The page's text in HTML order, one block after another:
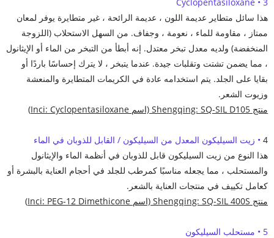
هذا سائل متطاير عديمة اللون ، عديمة الرائحة ، غير متطايرة يوفر لمعان
ممتاز ، مقاومة للماء ، نعومة ، وجفاف. من السهل الاستحلاب (اللزوجة
المنخفضة) ولديه معدل تبخر معتدل. إنه أبطأ من التبخر من الماء أو الإيثانول
، مما يضمن تشتت وتقلبات جيدة. عندما يتبخر ، لا يترك إحساسًا باردًا أو
بقايا على الجلد. يتم استخدامه عادة في الكريمات المتطايرة والمنعشة
وزيوت الشعر.
منتج Shengqing: SQ-SIL D105 (اسم Inci: Cyclopentasiloxane)
4 • زيت السيليكون المعدل من السيليكون / القابل للذوبان في الماء
هذا النوع من زيت السيليكون قابل للذوبان في أنظمة الماء والإيثانول
والمستحلب ، مما يجعله مناسبًا كمرطب للجلد في أحجام العناية بالبشرة أو
كعامل تكييف في منتجات العناية بالشعر.
منتج Shengqing: SQ-SIL 400S (اسم Inci: PEG-12 Dimethicone)
5 • مستحلب السيليكون